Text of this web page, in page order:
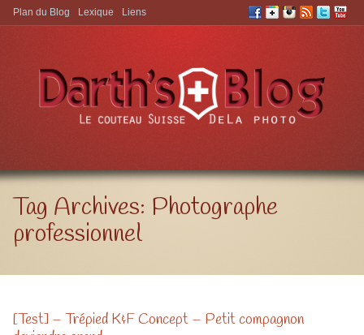
Aller à:
Plan du Blog Lexique Liens
Tag Archives: Photographe
professionnel
[Test] – Trépied K&F Concept – Petit compagnon